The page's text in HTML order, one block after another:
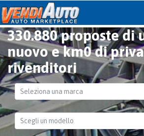
330.880 proposte di
nuovo e km0 di
rivenditori